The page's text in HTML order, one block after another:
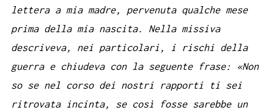
lettera a mia madre, pervenuta qualche mese
prima della mia nascita. Nella missiva
descriveva, nei particolari, i rischi della
guerra e chiudeva con la seguente frase: «Non
so se nel corso dei nostri rapporti ti sei
ritrovata incinta, se così fosse sarebbe un